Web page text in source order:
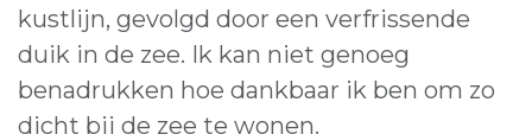
kustlijn, gevolgd door een verfrissende
duik in de zee. Ik kan niet genoeg
benadrukken hoe dankbaar ik ben om zo
dicht bij de zee te wonen.